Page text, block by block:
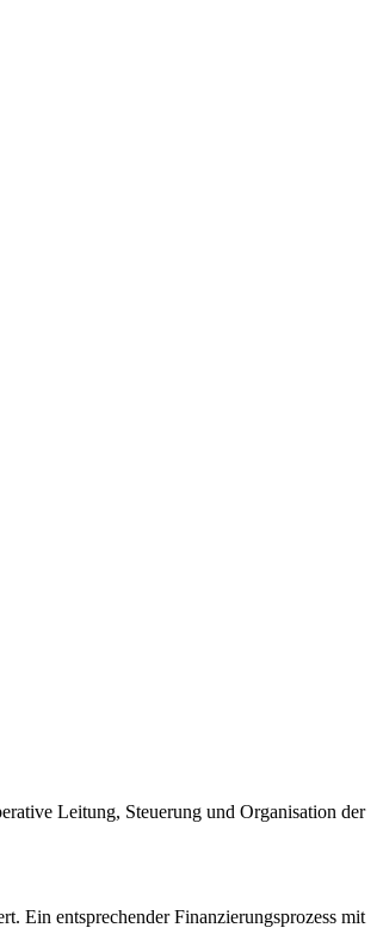
Leitung, Steuerung und Organisation der
Ein entsprechender Finanzierungsprozess mit